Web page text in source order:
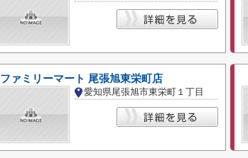
ファミリーマート 尾張旭東栄町店
愛知県尾張旭市東栄町１丁目